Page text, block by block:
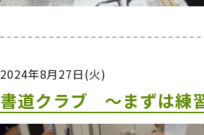
2024年8月27日(火)
書道クラブ ～まずは練